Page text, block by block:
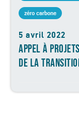
zéro carbone
5 avril 2022
APPEL À
DE LA